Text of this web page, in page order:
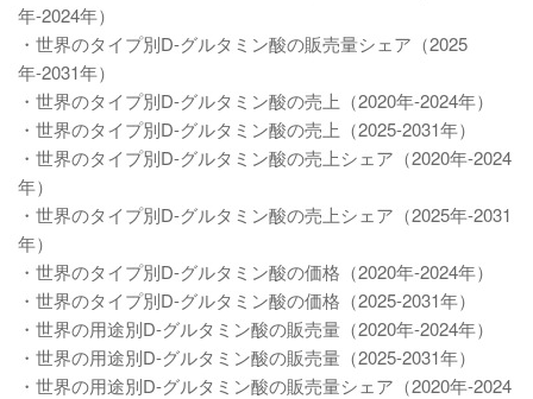
年-2024年）
・世界のタイプ別D-グルタミン酸の販売量シェア（2025
年-2031年）
・世界のタイプ別D-グルタミン酸の売上（2020年-2024年）
・世界のタイプ別D-グルタミン酸の売上（2025-2031年）
・世界のタイプ別D-グルタミン酸の売上シェア（2020年-2024
年）
・世界のタイプ別D-グルタミン酸の売上シェア（2025年-2031
年）
・世界のタイプ別D-グルタミン酸の価格（2020年-2024年）
・世界のタイプ別D-グルタミン酸の価格（2025-2031年）
・世界の用途別D-グルタミン酸の販売量（2020年-2024年）
・世界の用途別D-グルタミン酸の販売量（2025-2031年）
・世界の用途別D-グルタミン酸の販売量シェア（2020年-2024